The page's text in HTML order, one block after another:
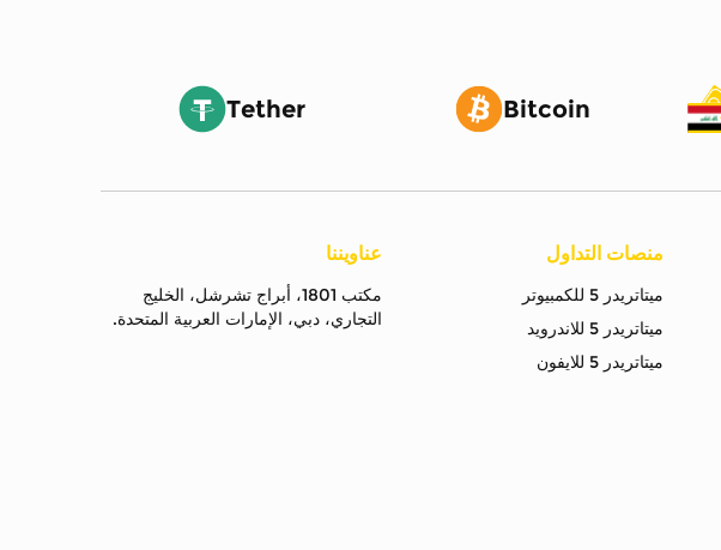
Tether Bitcoin
منصات التداول
ميتاتريدر 5 للكمبيوتر
ميتاتريدر 5 للاندرويد
ميتاتريدر 5 للايفون
عناويننا
مكتب 1801، أبراج تشرشل، الخليج
التجاري، دبي، الإمارات العربية المتحدة.